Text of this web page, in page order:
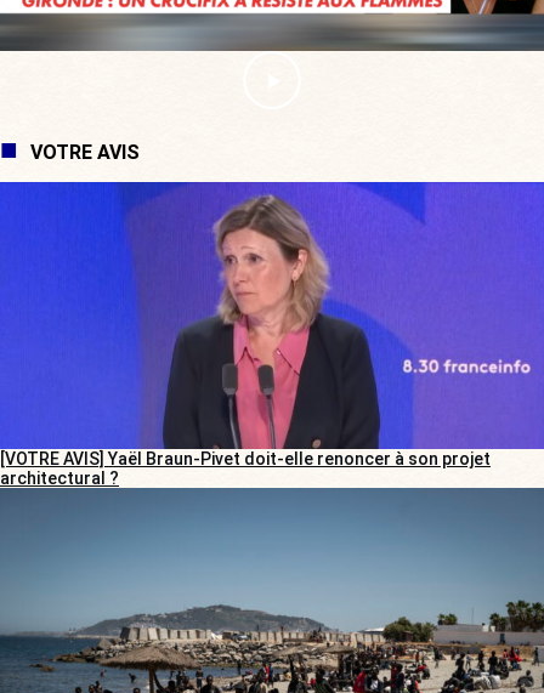
VOTRE AVIS
[VOTRE AVIS] Yaël Braun-Pivet doit-elle renoncer à son projet
architectural ?